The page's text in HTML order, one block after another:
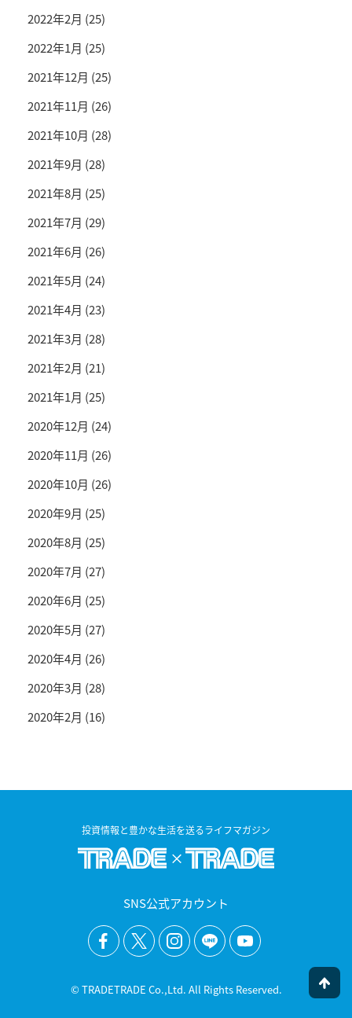
2022年2月 (25)
2022年1月 (25)
2021年12月 (25)
2021年11月 (26)
2021年10月 (28)
2021年9月 (28)
2021年8月 (25)
2021年7月 (29)
2021年6月 (26)
2021年5月 (24)
2021年4月 (23)
2021年3月 (28)
2021年2月 (21)
2021年1月 (25)
2020年12月 (24)
2020年11月 (26)
2020年10月 (26)
2020年9月 (25)
2020年8月 (25)
2020年7月 (27)
2020年6月 (25)
2020年5月 (27)
2020年4月 (26)
2020年3月 (28)
2020年2月 (16)
投資情報と豊かな生活を送るライフマガジン
SNS公式アカウント
© TRADETRADE Co.,Ltd. All Rights Reserved.